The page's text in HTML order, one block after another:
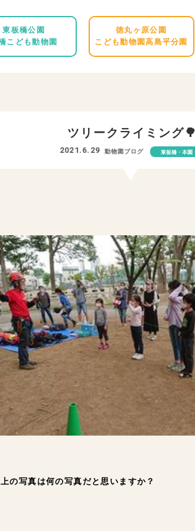
東板橋公園
こども動物園
徳丸ヶ原公園
こども動物園高島平分園
ツリークライミング🌳
2021.6.29 動物園ブログ 東板橋・本園
の写真は何の写真だと思いますか？